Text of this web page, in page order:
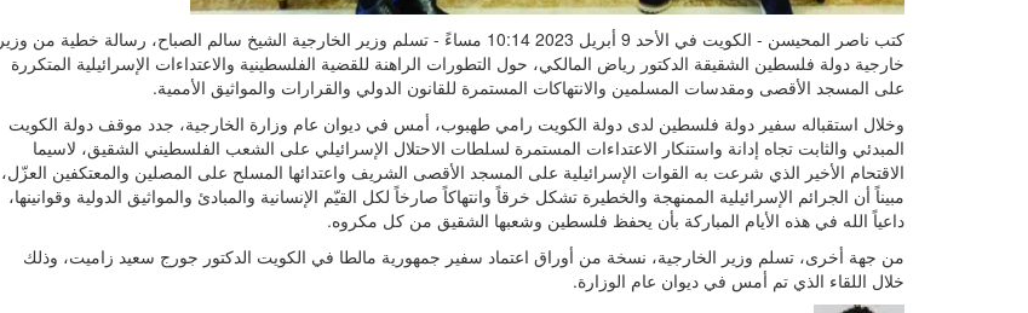
كتب ناصر المحيسن - الكويت في الأحد 9 أبريل 2023 10:14 مساءً - تسلم وزير الخارجية الشيخ سالم الصباح، رسالة خطية من وزير
خارجية دولة فلسطين الشقيقة الدكتور رياض المالكي، حول التطورات الراهنة للقضية الفلسطينية والاعتداءات الإسرائيلية المتكررة
على المسجد الأقصى ومقدسات المسلمين والانتهاكات المستمرة للقانون الدولي والقرارات والمواثيق الأممية.
وخلال استقباله سفير دولة فلسطين لدى دولة الكويت رامي طهبوب، أمس في ديوان عام وزارة الخارجية، جدد موقف دولة الكويت
المبدئي والثابت تجاه إدانة واستنكار الاعتداءات المستمرة لسلطات الاحتلال الإسرائيلي على الشعب الفلسطيني الشقيق، لاسيما
الاقتحام الأخير الذي شرعت به القوات الإسرائيلية على المسجد الأقصى الشريف واعتدائها المسلح على المصلين والمعتكفين العزّل،
مبيناً أن الجرائم الإسرائيلية الممنهجة والخطيرة تشكل خرقاً وانتهاكاً صارخاً لكل القيّم الإنسانية والمبادئ والمواثيق الدولية وقوانينها،
داعياً الله في هذه الأيام المباركة بأن يحفظ فلسطين وشعبها الشقيق من كل مكروه.
من جهة أخرى، تسلم وزير الخارجية، نسخة من أوراق اعتماد سفير جمهورية مالطا في الكويت الدكتور جورج سعيد زاميت، وذلك
خلال اللقاء الذي تم أمس في ديوان عام الوزارة.